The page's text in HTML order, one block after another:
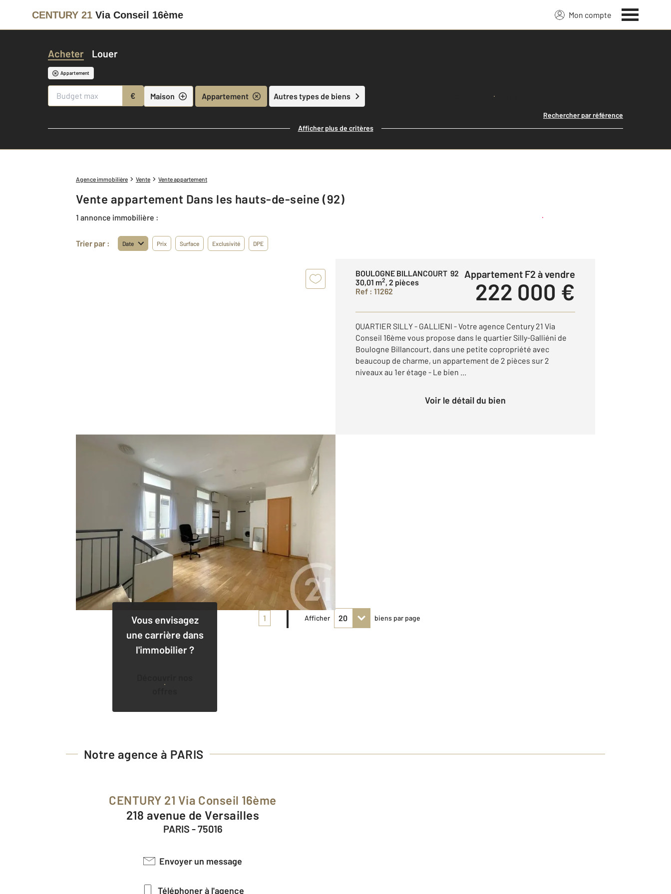
CENTURY 21 Via Conseil 16ème Mon compte
Acheter Louer
Appartement
€ Maison Appartement Autres types de biens Lancer ma recherche
Rechercher par référence
Afficher plus de critères
Agence immobilière Vente Vente appartement
Vente appartement Dans les hauts-de-seine (92)
1 annonce immobilière : Créer une alerte
Trier par : Date Prix Surface Exclusivité DPE
BOULOGNE BILLANCOURT 92
30,01 m2, 2 pièces
Ref : 11262
Appartement F2 à vendre
222 000 €
QUARTIER SILLY - GALLIENI - Votre agence Century 21 Via
Conseil 16ème vous propose dans le quartier Silly-Galliéni de
Boulogne Billancourt, dans une petite copropriété avec
beaucoup de charme, un appartement de 2 pièces sur 2
niveaux au 1er étage - Le bien ...
Voir le détail du bien
Vous envisagez
une carrière dans
l'immobilier ?
1 Afficher biens par page
Notre agence à PARIS
CENTURY 21 Via Conseil 16ème
218 avenue de Versailles
PARIS - 75016
Envoyer un message
Téléphoner à l'agence